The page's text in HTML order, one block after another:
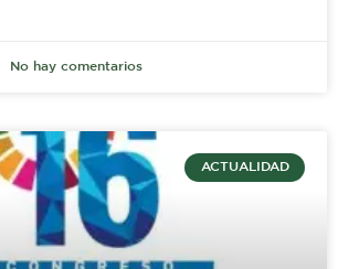
No hay comentarios
ACTUALIDAD